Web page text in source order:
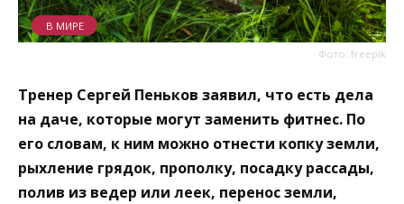
Фото: freepik
В МИРЕ
Тренер Сергей Пеньков заявил, что есть дела
на даче, которые могут заменить фитнес. По
его словам, к ним можно отнести копку земли,
рыхление грядок, прополку, посадку рассады,
полив из ведер или леек, перенос земли,